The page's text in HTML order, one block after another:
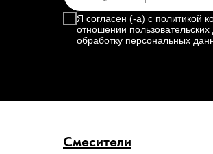
Я согласен (-а) с политикой
отношении
обработку персональных
Смесители